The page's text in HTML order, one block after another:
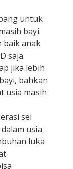
untuk
bayi.
baik anak
saja.
jika lebih
bahkan
usia masih
sel
usia
luka